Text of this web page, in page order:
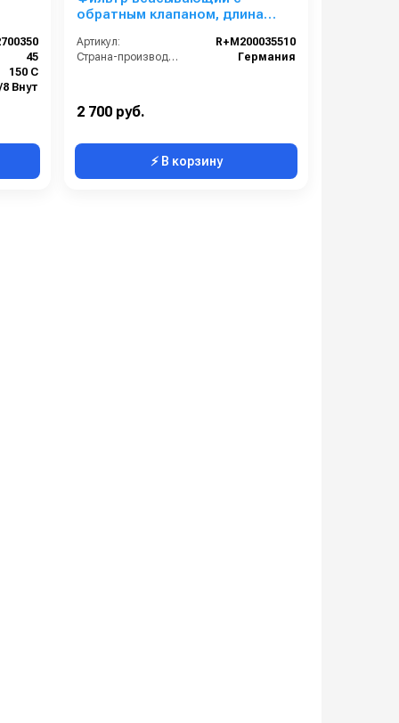
45
150 С
8 Внут
обратным клапаном, длина
Артикул:
R+M200035510
Страна-производитель:
Германия
2 700 руб.
⚡ В корзину